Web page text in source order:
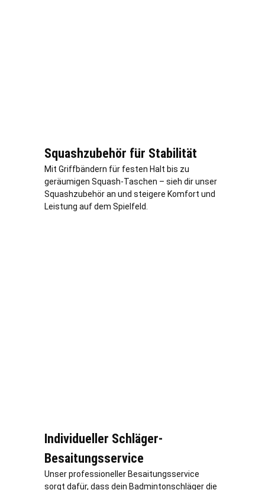
Squashzubehör für Stabilität
Mit Griffbändern für festen Halt bis zu
geräumigen Squash-Taschen – sieh dir unser
Squashzubehör an und steigere Komfort und
Leistung auf dem Spielfeld.
Individueller Schläger-
Besaitungsservice
Unser professioneller Besaitungsservice
sorgt dafür, dass dein Badmintonschläger die